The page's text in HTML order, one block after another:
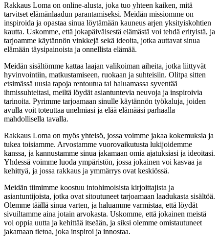
Rakkaus Loma on online-alusta, joka tuo yhteen kaiken, mitä
tarvitset elämänlaadun parantamiseksi. Meidän missiomme on
inspiroida ja opastaa sinua löytämään kauneus arjen yksityiskohtien
kautta. Uskomme, että jokapäiväisestä elämästä voi tehdä erityistä, ja
tarjoamme käytännön vinkkejä sekä ideoita, jotka auttavat sinua
elämään täysipainoista ja onnellista elämää.
Meidän sisältömme kattaa laajan valikoiman aiheita, jotka liittyvät
hyvinvointiin, matkustamiseen, ruokaan ja suhteisiin. Olitpa sitten
etsimässä uusia tapoja rentoutua tai haluamassa syventää
ihmissuhteitasi, meiltä löydät asiantuntevia neuvoja ja inspiroivia
tarinoita. Pyrimme tarjoamaan sinulle käytännön työkaluja, joiden
avulla voit toteuttaa unelmiasi ja elää elämääsi parhaalla
mahdollisella tavalla.
Rakkaus Loma on myös yhteisö, jossa voimme jakaa kokemuksia ja
tukea toisiamme. Arvostamme vuorovaikutusta lukijoidemme
kanssa, ja kannustamme sinua jakamaan omia ajatuksiasi ja ideoitasi.
Yhdessä voimme luoda ympäristön, jossa jokainen voi kasvaa ja
kehittyä, ja jossa rakkaus ja ymmärrys ovat keskiössä.
Meidän tiimimme koostuu intohimoisista kirjoittajista ja
asiantuntijoista, jotka ovat sitoutuneet tarjoamaan laadukasta sisältöä.
Olemme täällä sinua varten, ja haluamme varmistaa, että löydät
sivuiltamme aina jotain arvokasta. Uskomme, että jokainen meistä
voi oppia uutta ja kehittää itseään, ja siksi olemme omistautuneet
jakamaan tietoa, joka inspiroi ja innostaa.